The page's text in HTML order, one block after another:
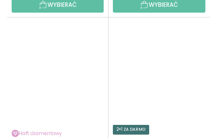
WYBIERAĆ WYBIERAĆ
Haft diamentowy
2+1 ZA DARMO